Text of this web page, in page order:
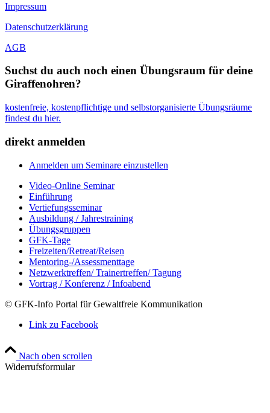
Impressum
Datenschutzerklärung
AGB
Suchst du auch noch einen Übungsraum für deine
Giraffenohren?
kostenfreie, kostenpflichtige und selbstorganisierte Übungsräume
findest du hier.
direkt anmelden
Anmelden um Seminare einzustellen
Video-Online Seminar
Einführung
Vertiefungsseminar
Ausbildung / Jahrestraining
Übungsgruppen
GFK-Tage
Freizeiten/Retreat/Reisen
Mentoring-/Assessmenttage
Netzwerktreffen/ Trainertreffen/ Tagung
Vortrag / Konferenz / Infoabend
© GFK-Info Portal für Gewaltfreie Kommunikation
Link zu Facebook
Nach oben scrollen
Widerrufsformular